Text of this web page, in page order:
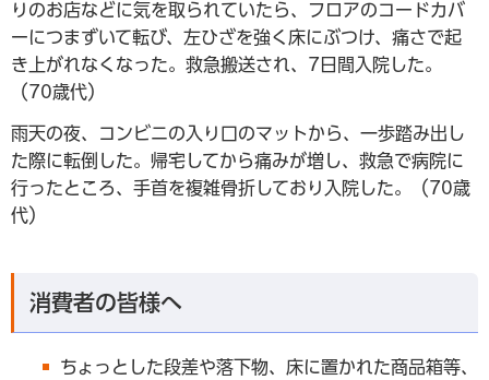
りのお店などに気を取られていたら、フロアのコードカバ
ーにつまずいて転び、左ひざを強く床にぶつけ、痛さで起
き上がれなくなった。救急搬送され、7日間入院した。
（70歳代）
雨天の夜、コンビニの入り口のマットから、一歩踏み出し
た際に転倒した。帰宅してから痛みが増し、救急で病院に
行ったところ、手首を複雑骨折しており入院した。（70歳
代）
消費者の皆様へ
ちょっとした段差や落下物、床に置かれた商品箱等、